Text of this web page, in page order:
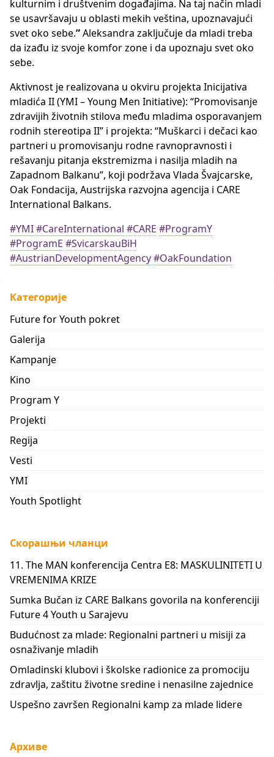
kulturnim i društvenim događajima. Na taj način mladi
se usavršavaju u oblasti mekih veština, upoznavajući
svet oko sebe.”Aleksandra zaključuje da mladi treba
da izađu iz svoje komfor zone i da upoznaju svet oko
sebe.
Aktivnost je realizovana u okviru projekta Inicijativa
mladića II (YMI – Young Men Initiative): “Promovisanje
zdravijih životnih stilova među mladima osporavanjem
rodnih stereotipa II” i projekta: “Muškarci i dečaci kao
partneri u promovisanju rodne ravnopravnosti i
rešavanju pitanja ekstremizma i nasilja mladih na
Zapadnom Balkanu”, koji podržava Vlada Švajcarske,
Oak Fondacija, Austrijska razvojna agencija i CARE
International Balkans.
#YMI#CareInternational #CARE #ProgramY
#ProgramE #SvicarskauBiH
#AustrianDevelopmentAgency#OakFoundation
Категорије
Future for Youth pokret
Galerija
Kampanje
Kino
Program Y
Projekti
Regija
Vesti
YMI
Youth Spotlight
Скорашњи чланци
11. The MAN konferencija Centra E8: MASKULINITETI U
VREMENIMA KRIZE
Sumka Bučan iz CARE Balkans govorila na konferenciji
Future 4 Youth u Sarajevu
Budućnost za mlade: Regionalni partneri u misiji za
osnaživanje mladih
Omladinski klubovi i školske radionice za promociju
zdravlja, zaštitu životne sredine i nenasilne zajednice
Uspešno završen Regionalni kamp za mlade lidere
Архиве